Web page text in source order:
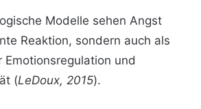
Modelle sehen Angst
Reaktion, sondern auch als
Emotionsregulation und
(LeDoux, 2015).